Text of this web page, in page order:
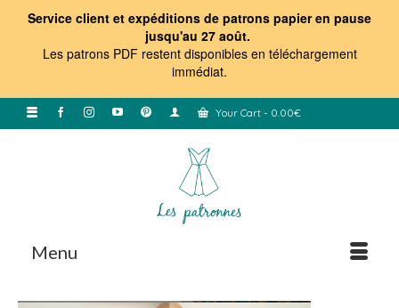
Service client et expéditions de patrons papier en pause
jusqu'au 27 août.
Les patrons PDF restent disponibles en téléchargement
immédiat.
Your Cart - 0.00€
Menu